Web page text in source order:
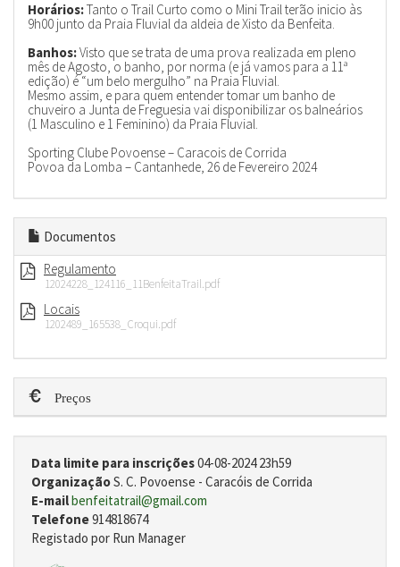
Horários:Tanto o Trail Curto como o Mini Trail terão inicio às
9h00 junto da Praia Fluvial da aldeia de Xisto da Benfeita.
Banhos:Visto que se trata de uma prova realizada em pleno
mês de Agosto, o banho, por norma (e já vamos para a 11ª
edição) é “um belo mergulho” na Praia Fluvial.
Mesmo assim, e para quem entender tomar um banho de
chuveiro a Junta de Freguesia vai disponibilizar os balneários
(1 Masculino e 1 Feminino) da Praia Fluvial.
Sporting Clube Povoense – Caracois de Corrida
Povoa da Lomba – Cantanhede, 26 de Fevereiro 2024
Documentos
Regulamento
12024228_124116_11BenfeitaTrail.pdf
Locais
1202489_165538_Croqui.pdf
Preços
Data limite para inscrições04-08-2024 23h59
OrganizaçãoS. C. Povoense - Caracóis de Corrida
E-mailbenfeitatrail@gmail.com
Telefone914818674
Registado por Run Manager